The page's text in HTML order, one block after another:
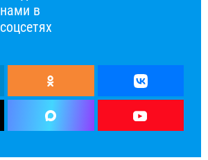
нами в
соцсетях